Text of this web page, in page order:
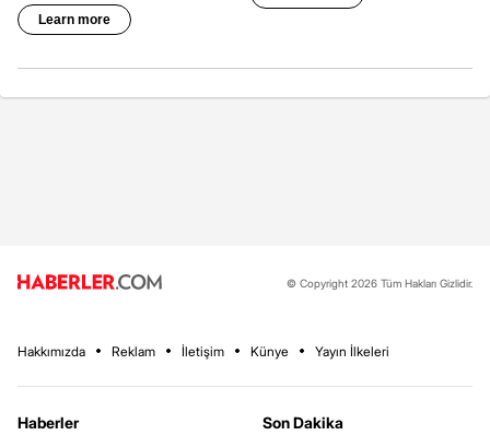
© Copyright 2026 Tüm Hakları Gizlidir.
Hakkımızda Reklam İletişim Künye Yayın İlkeleri
Haberler
Son Dakika